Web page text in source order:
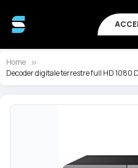
Home
Decoder digitale terrestre full HD 1080
Vai